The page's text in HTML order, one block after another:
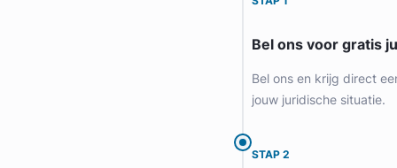
Bel ons voor gratis
Bel ons en krijg direct
jouw juridische situatie.
STAP 2